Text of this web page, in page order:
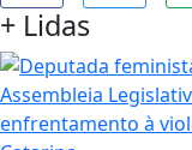
+ Lidas